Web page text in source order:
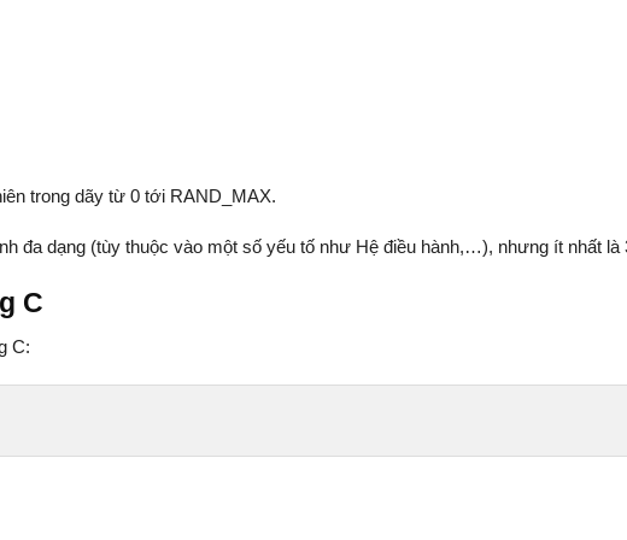
trong dãy từ 0 tới RAND_MAX.
đa dạng (tùy thuộc vào một số yếu tố như Hệ điều hành,…), nhưng ít nhất là
C
C: